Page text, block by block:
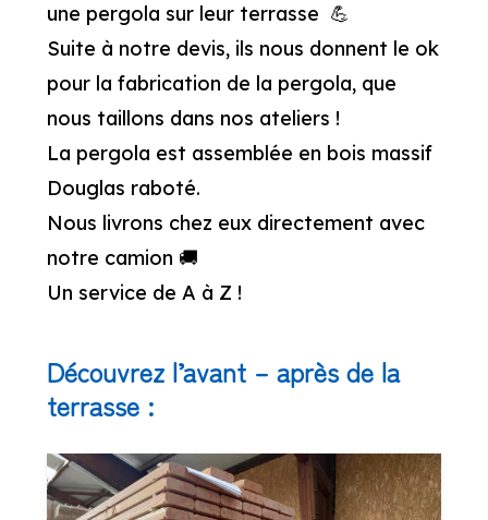
une pergola sur leur terrasse 💪
Suite à notre devis, ils nous donnent le ok
pour la fabrication de la pergola, que
nous taillons dans nos ateliers !
La pergola est assemblée en bois massif
Douglas raboté.
Nous livrons chez eux directement avec
notre camion 🚚
Un service de A à Z !
Découvrez l’avant – après de la
terrasse :